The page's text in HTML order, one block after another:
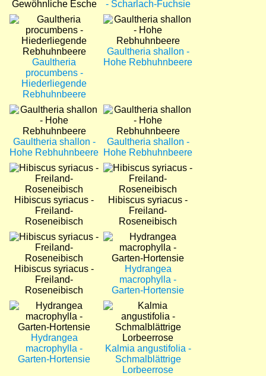
Gewöhnliche Esche
- Scharlach-Fuchsie
Bild
Gaultheria
procumbens -
Hiederliegende
Rebhuhnbeere
Bild
Gaultheria shallon -
Hohe Rebhuhnbeere
Bild
Gaultheria shallon -
Hohe Rebhuhnbeere
Bild
Gaultheria shallon -
Hohe Rebhuhnbeere
Bild
Hibiscus syriacus -
Freiland-
Roseneibisch
Bild
Hibiscus syriacus -
Freiland-
Roseneibisch
Bild
Hibiscus syriacus -
Freiland-
Roseneibisch
Bild
Hydrangea
macrophylla -
Garten-Hortensie
Bild
Hydrangea
macrophylla -
Garten-Hortensie
Bild
Kalmia angustifolia -
Schmalblättrige
Lorbeerrose